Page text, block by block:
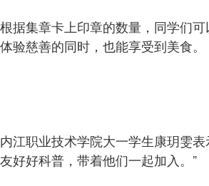
根据集章卡上印章的数量，同学们
体验慈善的同时，也能享受到美食。
内江职业技术学院大一学生康玥雯
友好好科普，带着他们一起加入。”